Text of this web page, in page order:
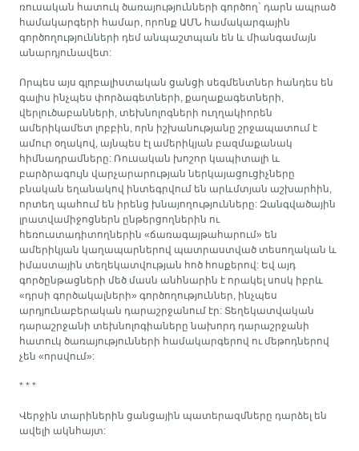
ռուսական հատուկ ծառայությունների գործող` դարն ապրած
համակարգերի համար, որոնք ԱՄՆ համակարգային
գործողությունների դեմ անպաշտպան են և միանգամայն
անարդյունավետ:
Որպես այս գլոբալիստական ցանցի սեգմենտներ հանդես են
գալիս ինչպես փորձագետների, քաղաքագետների,
վերլուծաբանների, տեխնոլոգների ուղղակիորեն
ամերիկամետ լոբբին, որն իշխանությանը շրջապատում է
ամուր օղակով, այնպես էլ ամերիկյան բազմաքանակ
հիմնադրամները: Ռուսական խոշոր կապիտալի և
բարձրագույն վարչարարության ներկայացուցիչները
բնական եղանակով ինտեգրվում են արևմտյան աշխարհին,
որտեղ պահում են իրենց խնայողությունները: Զանգվածային
լրատվամիջոցներն ընթերցողներին ու
հեռուստադիտողներին «ճառագայթահարում» են
ամերիկյան կաղապարներով պատրաստված տեսողական և
իմաստային տեղեկատվության հոծ հոսքերով: Եվ այդ
գործընթացների մեծ մասն անհնարին է որակել սոսկ իբրև
«դրսի գործակալների» գործողություններ, ինչպես
արդյունաբերական դարաշրջանում էր: Տեղեկատվական
դարաշրջանի տեխնոլոգիաները նախորդ դարաշրջանի
հատուկ ծառայությունների համակարգերով ու մեթոդներով
չեն «որսվում»:
* * *
Վերջին տարիներին ցանցային պատերազմները դարձել են
ավելի ակնհայտ: